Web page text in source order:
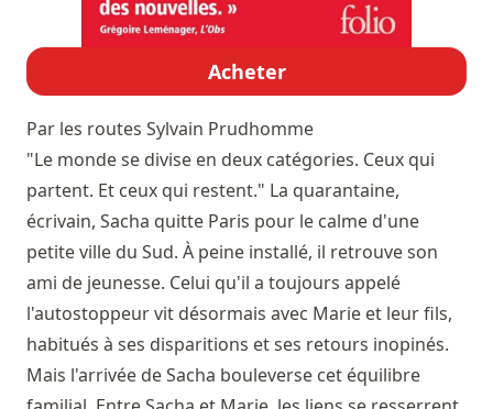
Acheter
Par les routes Sylvain Prudhomme
"Le monde se divise en deux catégories. Ceux qui
partent. Et ceux qui restent." La quarantaine,
écrivain, Sacha quitte Paris pour le calme d'une
petite ville du Sud. À peine installé, il retrouve son
ami de jeunesse. Celui qu'il a toujours appelé
l'autostoppeur vit désormais avec Marie et leur fils,
habitués à ses disparitions et ses retours inopinés.
Mais l'arrivée de Sacha bouleverse cet équilibre